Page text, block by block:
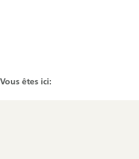
Vous êtes ici: